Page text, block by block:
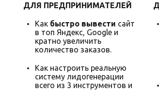
ДЛЯ ПРЕДПРИНИМАТЕЛЕЙ
Как быстро вывести сайт
в топ Яндекс, Google и
кратно увеличить
количество заказов.
Как настроить реальную
систему лидогенерации
всего из 3 инструментов и